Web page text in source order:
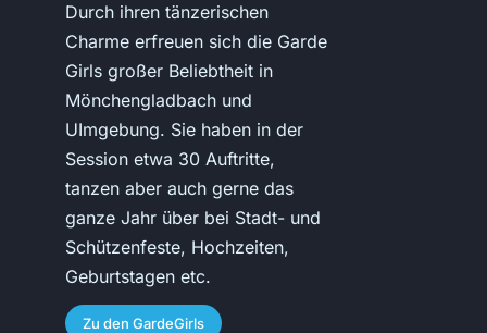
Durch ihren tänzerischen
Charme erfreuen sich die Garde
Girls großer Beliebtheit in
Mönchengladbach und
UImgebung. Sie haben in der
Session etwa 30 Auftritte,
tanzen aber auch gerne das
ganze Jahr über bei Stadt- und
Schützenfeste, Hochzeiten,
Geburtstagen etc.
Zu den GardeGirls